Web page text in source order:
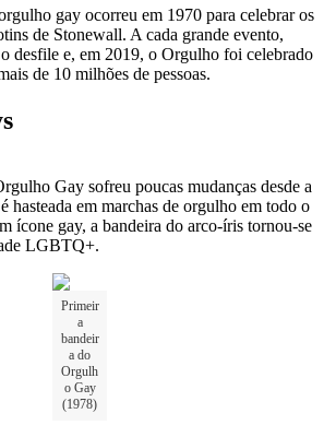
gay ocorreu em 1970 para celebrar os
de Stonewall. A cada grande evento,
desfile e, em 2019, o Orgulho foi celebrado
de 10 milhões de pessoas.
Gay sofreu poucas mudanças desde a
hasteada em marchas de orgulho em todo o
ícone gay, a bandeira do arco-íris tornou-se
LGBTQ+.
Primeir
a
bandeir
a do
Orgulh
o Gay
(1978)